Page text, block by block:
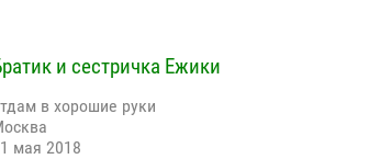
и сестричка Ежики
в хорошие руки
мая 2018